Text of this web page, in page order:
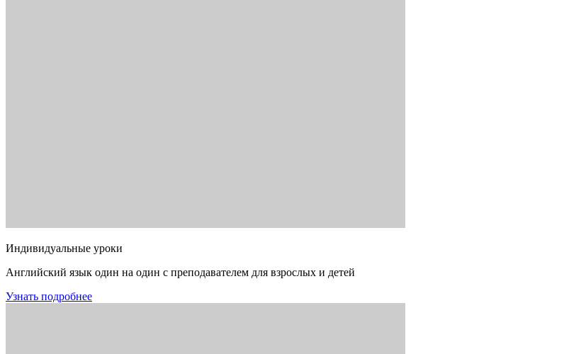
Индивидуальные уроки
Английский язык один на один с преподавателем для взрослых и детей
Узнать подробнее